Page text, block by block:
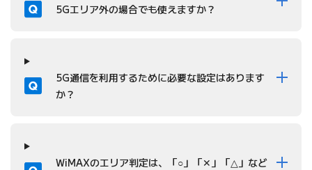
質問 5Gエリア外の場合でも使えますか？
質問
5G通信を利用するために必要な設定はあります
か？
質問
WiMAXのエリア判定は、「○」「✕」「△」など